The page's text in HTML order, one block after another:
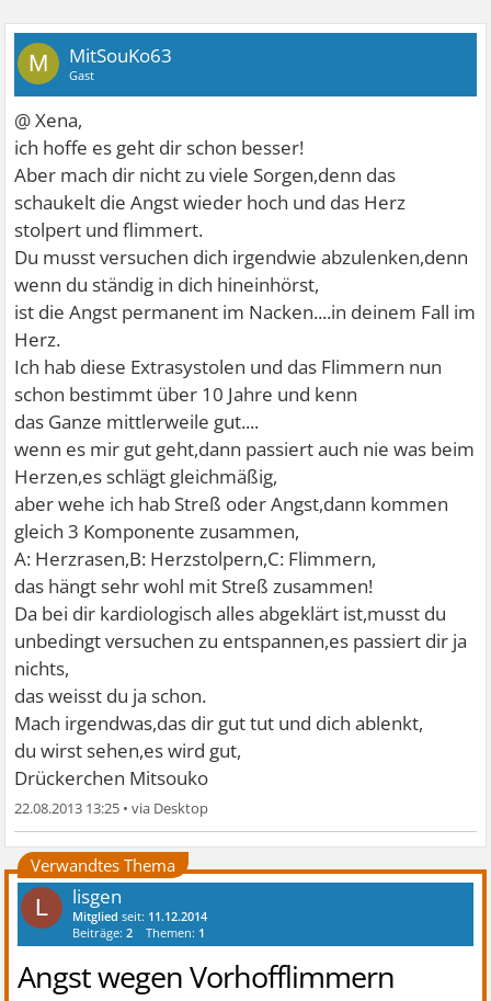
M MitSouKo63
Gast
@ Xena,
ich hoffe es geht dir schon besser!
Aber mach dir nicht zu viele Sorgen,denn das
schaukelt die Angst wieder hoch und das Herz
stolpert und flimmert.
Du musst versuchen dich irgendwie abzulenken,denn
wenn du ständig in dich hineinhörst,
ist die Angst permanent im Nacken....in deinem Fall im
Herz.
Ich hab diese Extrasystolen und das Flimmern nun
schon bestimmt über 10 Jahre und kenn
das Ganze mittlerweile gut....
wenn es mir gut geht,dann passiert auch nie was beim
Herzen,es schlägt gleichmäßig,
aber wehe ich hab Streß oder Angst,dann kommen
gleich 3 Komponente zusammen,
A: Herzrasen,B: Herzstolpern,C: Flimmern,
das hängt sehr wohl mit Streß zusammen!
Da bei dir kardiologisch alles abgeklärt ist,musst du
unbedingt versuchen zu entspannen,es passiert dir ja
nichts,
das weisst du ja schon.
Mach irgendwas,das dir gut tut und dich ablenkt,
du wirst sehen,es wird gut,
Drückerchen Mitsouko
22.08.2013 13:25 •
Verwandtes Thema
L lisgen
Mitglied seit: 11.12.2014
Beiträge:2 Themen: 1
Angst wegen Vorhofflimmern